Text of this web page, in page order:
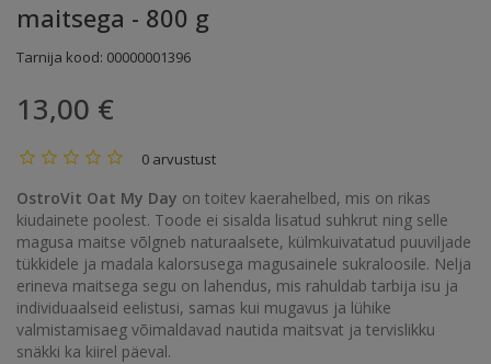
maitsega - 800 g
Tarnija kood: 00000001396
13,00 €
0 arvustust
OstroVit Oat My Day on toitev kaerahelbed, mis on rikas
kiudainete poolest. Toode ei sisalda lisatud suhkrut ning selle
magusa maitse võlgneb naturaalsete, külmkuivatatud puuviljade
tükkidele ja madala kalorsusega magusainele sukraloosile. Nelja
erineva maitsega segu on lahendus, mis rahuldab tarbija isu ja
individuaalseid eelistusi, samas kui mugavus ja lühike
valmistamisaeg võimaldavad nautida maitsvat ja tervislikku
snäkki ka kiirel päeval.